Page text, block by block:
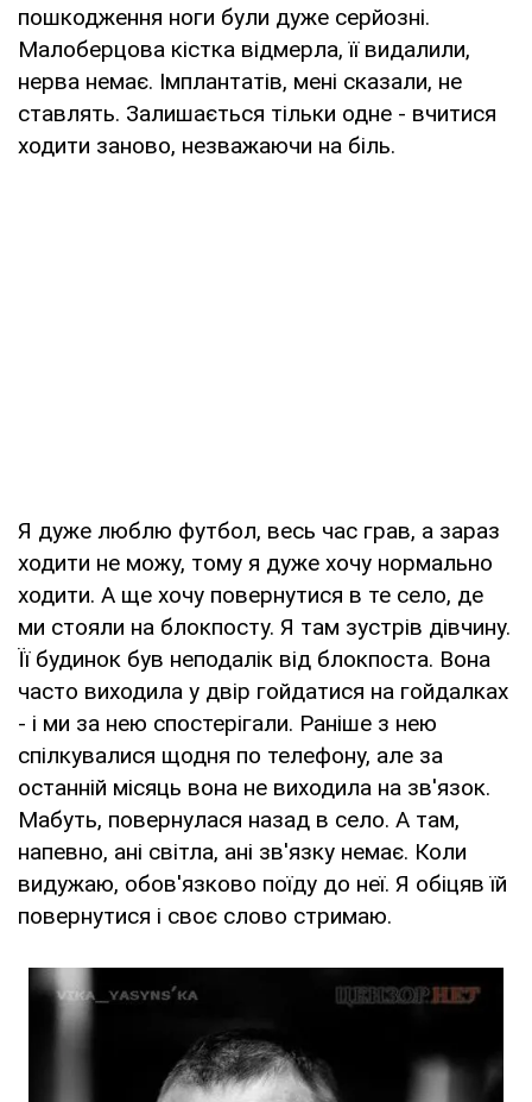
пошкодження ноги були дуже серйозні.
Малоберцова кістка відмерла, її видалили,
нерва немає. Імплантатів, мені сказали, не
ставлять. Залишається тільки одне - вчитися
ходити заново, незважаючи на біль.
Я дуже люблю футбол, весь час грав, а зараз
ходити не можу, тому я дуже хочу нормально
ходити. А ще хочу повернутися в те село, де
ми стояли на блокпосту. Я там зустрів дівчину.
Її будинок був неподалік від блокпоста. Вона
часто виходила у двір гойдатися на гойдалках
- і ми за нею спостерігали. Раніше з нею
спілкувалися щодня по телефону, але за
останній місяць вона не виходила на зв'язок.
Мабуть, повернулася назад в село. А там,
напевно, ані світла, ані зв'язку немає. Коли
видужаю, обов'язково поїду до неї. Я обіцяв їй
повернутися і своє слово стримаю.